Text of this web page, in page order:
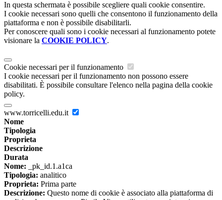
In questa schermata è possibile scegliere quali cookie consentire.
I cookie necessari sono quelli che consentono il funzionamento della
piattaforma e non è possibile disabilitarli.
Per conoscere quali sono i cookie necessari al funzionamento potete
visionare la COOKIE POLICY.
Cookie necessari per il funzionamento
I cookie necessari per il funzionamento non possono essere
disabilitati. È possibile consultare l'elenco nella pagina della cookie
policy.
www.torricelli.edu.it
Nome
Tipologia
Proprieta
Descrizione
Durata
Nome: _pk_id.1.a1ca
Tipologia: analitico
Proprieta: Prima parte
Descrizione: Questo nome di cookie è associato alla piattaforma di